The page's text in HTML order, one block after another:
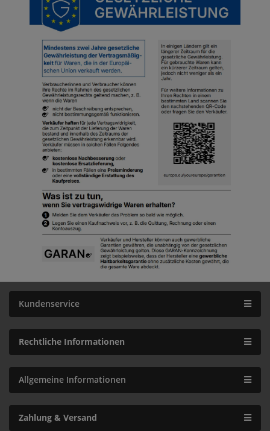
Kundenservice
Rechtliche Informationen
Allgemeine Informationen
Zahlung & Versand